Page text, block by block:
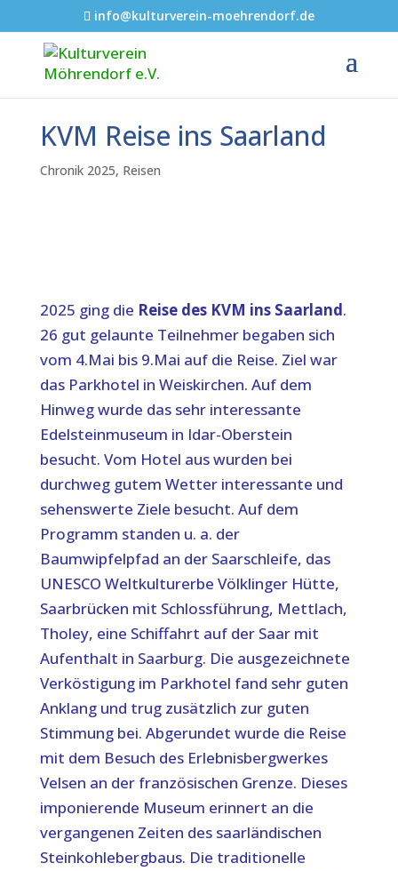
info@kulturverein-moehrendorf.de
KVM Reise ins Saarland
Chronik 2025, Reisen
2025 ging die Reise des KVM ins Saarland.
26 gut gelaunte Teilnehmer begaben sich
vom 4.Mai bis 9.Mai auf die Reise. Ziel war
das Parkhotel in Weiskirchen. Auf dem
Hinweg wurde das sehr interessante
Edelsteinmuseum in Idar-Oberstein
besucht. Vom Hotel aus wurden bei
durchweg gutem Wetter interessante und
sehenswerte Ziele besucht. Auf dem
Programm standen u. a. der
Baumwipfelpfad an der Saarschleife, das
UNESCO Weltkulturerbe Völklinger Hütte,
Saarbrücken mit Schlossführung, Mettlach,
Tholey, eine Schiffahrt auf der Saar mit
Aufenthalt in Saarburg. Die ausgezeichnete
Verköstigung im Parkhotel fand sehr guten
Anklang und trug zusätzlich zur guten
Stimmung bei. Abgerundet wurde die Reise
mit dem Besuch des Erlebnisbergwerkes
Velsen an der französischen Grenze. Dieses
imponierende Museum erinnert an die
vergangenen Zeiten des saarländischen
Steinkohlebergbaus. Die traditionelle